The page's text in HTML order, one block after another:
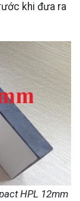
khi đưa ra
HPL 12mm